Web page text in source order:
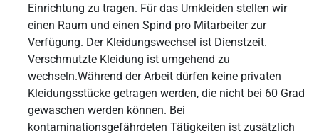
Einrichtung zu tragen. Für das Umkleiden stellen wir
einen Raum und einen Spind pro Mitarbeiter zur
Verfügung. Der Kleidungswechsel ist Dienstzeit.
Verschmutzte Kleidung ist umgehend zu
wechseln.Während der Arbeit dürfen keine privaten
Kleidungsstücke getragen werden, die nicht bei 60 Grad
gewaschen werden können. Bei
kontaminationsgefährdeten Tätigkeiten ist zusätzlich